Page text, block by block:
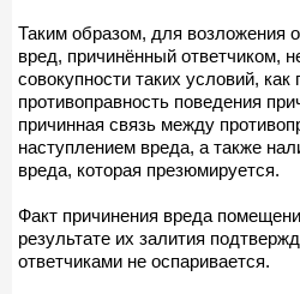
Таким образом, для возложения
вред, причинённый ответчиком,
совокупности таких условий, как
противоправность поведения
причинная связь между
наступлением вреда, а также
вреда, которая презюмируется.
Факт причинения вреда
результате их залития
ответчиками не оспаривается.